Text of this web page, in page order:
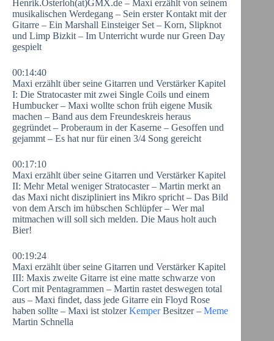
Henrik.Osterloh(at)GMX.de – Maxi erzählt von seinem
musikalischen Werdegang – Sein erster Kontakt mit der
Gitarre – Ein Marshall Einsteiger Set – Korn, Slipknot
und Limp Bizkit – Im Unterricht wurde nur Green Day
gespielt
00:14:40
Maxi erzählt über seine Gitarren und Verstärker Kapitel
I: Die Stratocaster mit zwei Single Coils und einem
Humbucker – Maxi wollte schon früh eigene Musik
machen – Band aus dem Freundeskreis heraus
gegründet – Proberaum in der Kaserne – Gesoffen und
gejammt – Es hat nur für einen 3/4 Song gereicht
00:17:10
Maxi erzählt über seine Gitarren und Verstärker Kapitel
II: Mehr Metal weniger Stratocaster – Martin merkt an
das Maxi nicht diszipliniert ins Mikro spricht – Das Bild
von dem Arsch im hübschen Schlüpfer – Wer mal
mitmachen will soll sich melden. Die Maus holt auch
Bier!
00:19:24
Maxi erzählt über seine Gitarren und Verstärker Kapitel
III: Maxis zweite Gitarre ist eine matte schwarze von
Cort mit Pentagrammen – Martin rastet deswegen total
aus – Maxi findet, dass jede Gitarre ein Floyd Rose
haben sollte – Maxi ist stolzerKemperBesitzer – Meme
Martin Schnella